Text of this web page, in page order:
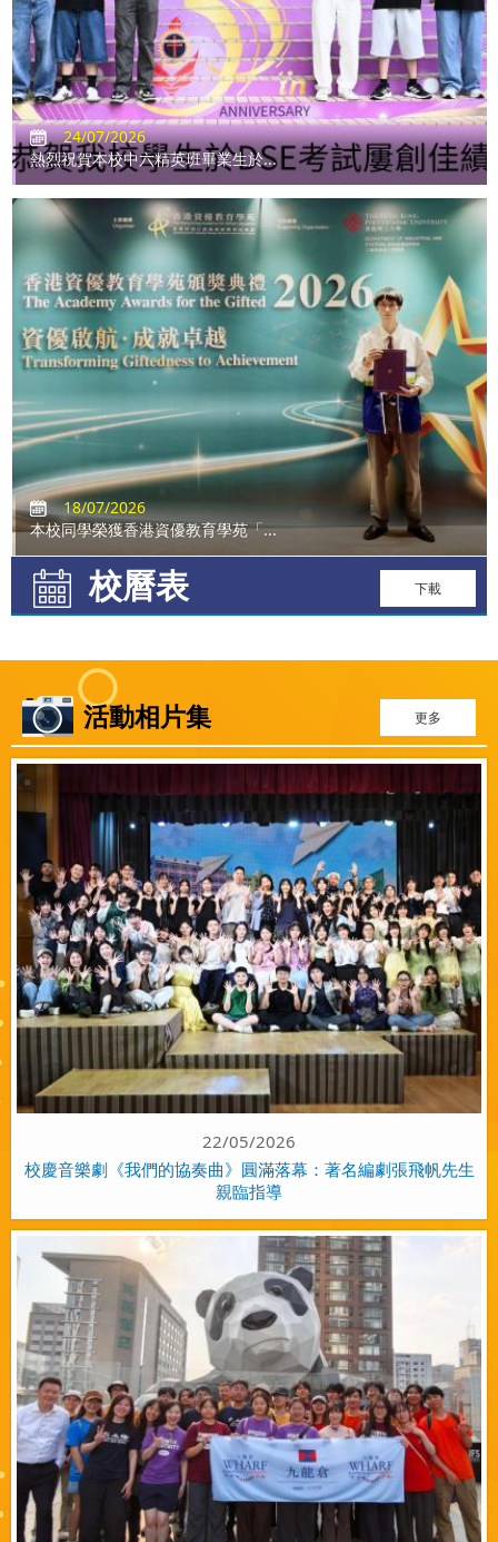
24/07/2026
熱烈祝賀本校中六精英班畢業生於...
18/07/2026
本校同學榮獲香港資優教育學苑「...
下載
校曆表
更多
活動相片集
22/05/2026
校慶音樂劇《我們的協奏曲》圓滿落幕：著名編劇張飛帆先生
親臨指導